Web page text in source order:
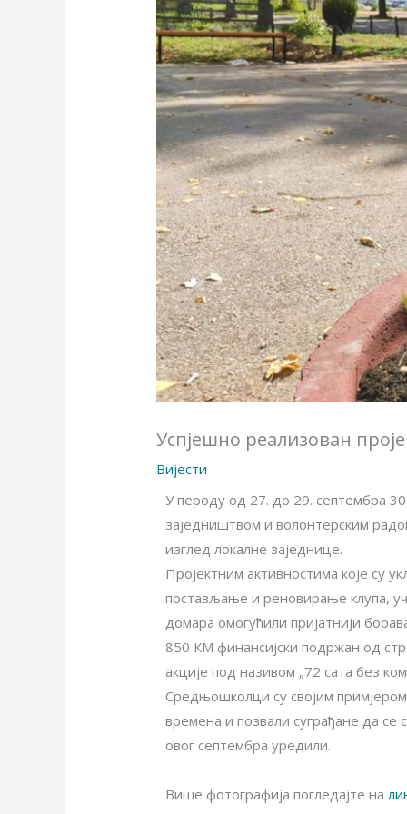
Успјешно реализован
Вијести
У пероду од 27. до 29. септембра
заједништвом и волонтерским
изглед локалне заједнице.
Пројектним активностима које
постављање и реновирање клупа,
домара омогућили пријатнији
850 КМ финансијски подржан од
акције под називом „72 сата без
Средњошколци су својим примјером
времена и позвали суграђане да
овог септембра уредили.
Више фотографија погледајте на